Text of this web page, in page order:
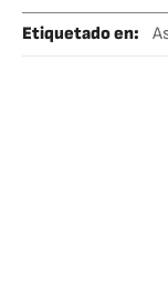
Etiquetado en: